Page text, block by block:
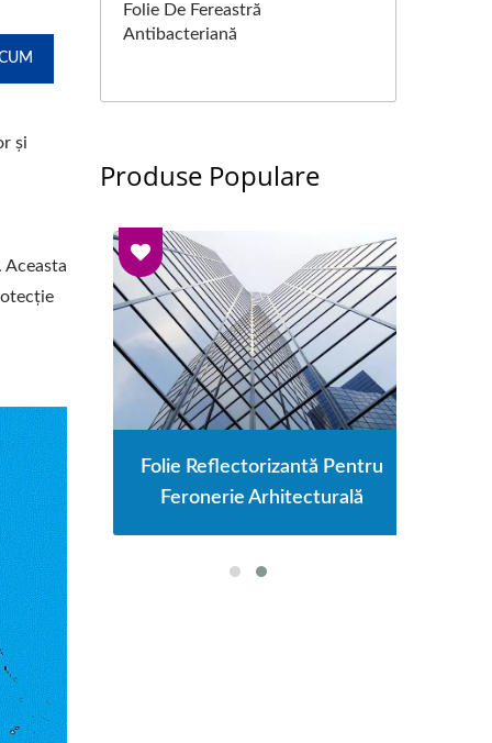
și
Aceasta
Folie De Fereastră
Antibacteriană
Produse Populare
De
Folie Reflectorizantă Pentru
Feronerie Arhitecturală